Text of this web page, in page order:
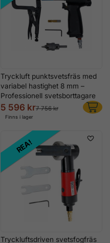
Tryckluft punktsvetsfräs med
variabel hastighet 8 mm –
Professionell svetsborttagare
5 596 kr7 756 kr
Finns i lager
REA!
Tryckluftsdriven svetsfogfräs